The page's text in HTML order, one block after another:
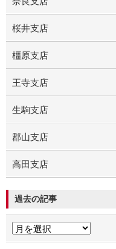
桜井支店
橿原支店
王寺支店
生駒支店
郡山支店
高田支店
過去の記事